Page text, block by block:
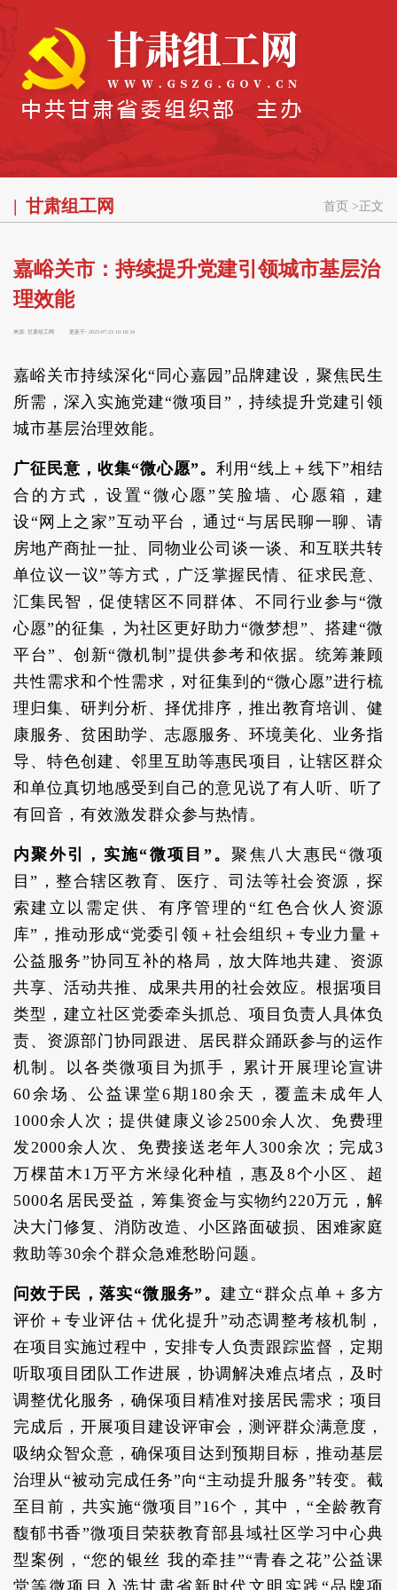
甘肃组工网 首页 > 正文
嘉峪关市：持续提升党建引领城市基层治
理效能
来源: 甘肃组工网 更新于: 2025-07-23 10:18:34
嘉峪关市持续深化“同心嘉园”品牌建设，聚焦民生
所需，深入实施党建“微项目”，持续提升党建引领
城市基层治理效能。
广征民意，收集“微心愿”。 利用“线上＋线下”相结
合的方式，设置“微心愿”笑脸墙、心愿箱，建
设“网上之家”互动平台，通过“与居民聊一聊、请
房地产商扯一扯、同物业公司谈一谈、和互联共转
单位议一议”等方式，广泛掌握民情、征求民意、
汇集民智，促使辖区不同群体、不同行业参与“微
心愿”的征集，为社区更好助力“微梦想”、搭建“微
平台”、创新“微机制”提供参考和依据。统筹兼顾
共性需求和个性需求，对征集到的“微心愿”进行梳
理归集、研判分析、择优排序，推出教育培训、健
康服务、贫困助学、志愿服务、环境美化、业务指
导、特色创建、邻里互助等惠民项目，让辖区群众
和单位真切地感受到自己的意见说了有人听、听了
有回音，有效激发群众参与热情。
内聚外引，实施“微项目”。聚焦八大惠民“微项
目”，整合辖区教育、医疗、司法等社会资源，探
索建立以需定供、有序管理的“红色合伙人资源
库”，推动形成“党委引领＋社会组织＋专业力量＋
公益服务”协同互补的格局，放大阵地共建、资源
共享、活动共推、成果共用的社会效应。根据项目
类型，建立社区党委牵头抓总、项目负责人具体负
责、资源部门协同跟进、居民群众踊跃参与的运作
机制。以各类微项目为抓手，累计开展理论宣讲
60余场、公益课堂6期180余天，覆盖未成年人
1000余人次；提供健康义诊2500余人次、免费理
发2000余人次、免费接送老年人300余次；完成3
万棵苗木1万平方米绿化种植，惠及8个小区、超
5000名居民受益，筹集资金与实物约220万元，解
决大门修复、消防改造、小区路面破损、困难家庭
救助等30余个群众急难愁盼问题。
问效于民，落实“微服务”。建立“群众点单＋多方
评价＋专业评估＋优化提升”动态调整考核机制，
在项目实施过程中，安排专人负责跟踪监督，定期
听取项目团队工作进展，协调解决难点堵点，及时
调整优化服务，确保项目精准对接居民需求；项目
完成后，开展项目建设评审会，测评群众满意度，
吸纳众智众意，确保项目达到预期目标，推动基层
治理从“被动完成任务”向“主动提升服务”转变。截
至目前，共实施“微项目”16个，其中，“全龄教育
馥郁书香”微项目荣获教育部县域社区学习中心典
型案例，“您的银丝 我的牵挂”“青春之花”公益课
堂等微项目入选甘肃省新时代文明实践“品牌项